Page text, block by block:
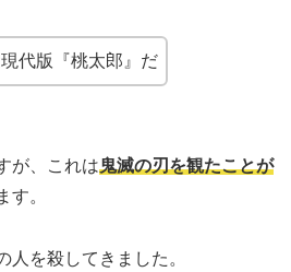
代版『桃太郎』だ
が、これは鬼滅の刃を観たことが
す。
人を殺してきました。